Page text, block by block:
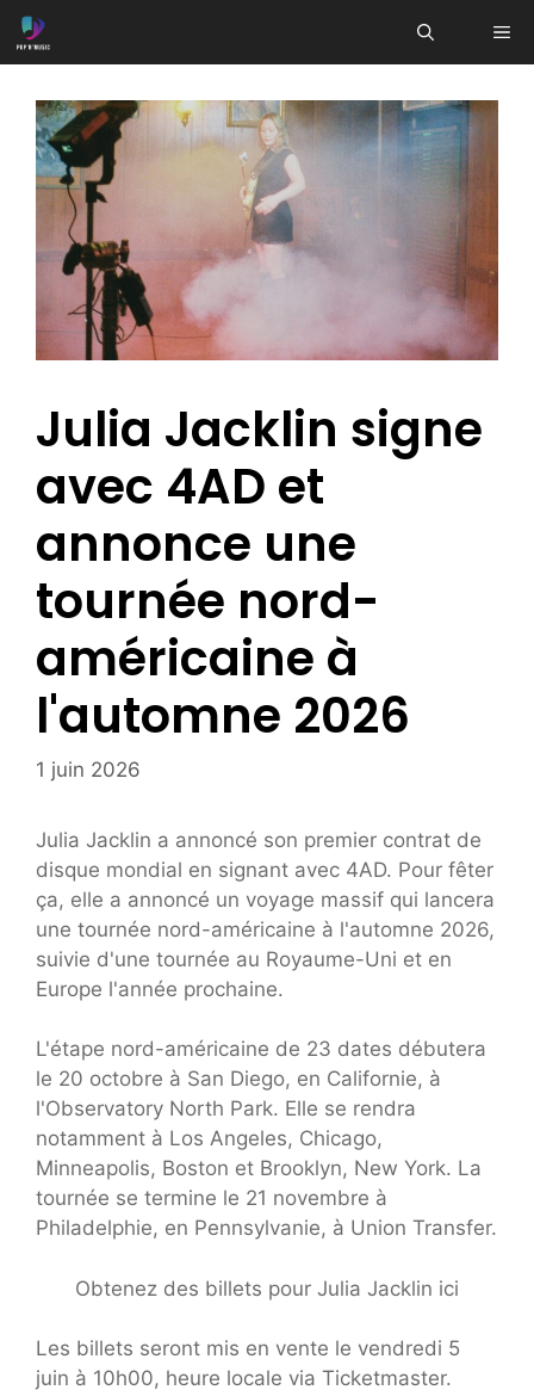
Aller
au
Julia Jacklin signe
avec 4AD et
annonce une
tournée nord-
américaine à
l'automne 2026
1 juin 2026
Julia Jacklin a annoncé son premier contrat de
disque mondial en signant avec 4AD. Pour fêter
ça, elle a annoncé un voyage massif qui lancera
une tournée nord-américaine à l'automne 2026,
suivie d'une tournée au Royaume-Uni et en
Europe l'année prochaine.
L'étape nord-américaine de 23 dates débutera
le 20 octobre à San Diego, en Californie, à
l'Observatory North Park. Elle se rendra
notamment à Los Angeles, Chicago,
Minneapolis, Boston et Brooklyn, New York. La
tournée se termine le 21 novembre à
Philadelphie, en Pennsylvanie, à Union Transfer.
Obtenez des billets pour Julia Jacklin ici
Les billets seront mis en vente le vendredi 5
juin à 10h00, heure locale via Ticketmaster.